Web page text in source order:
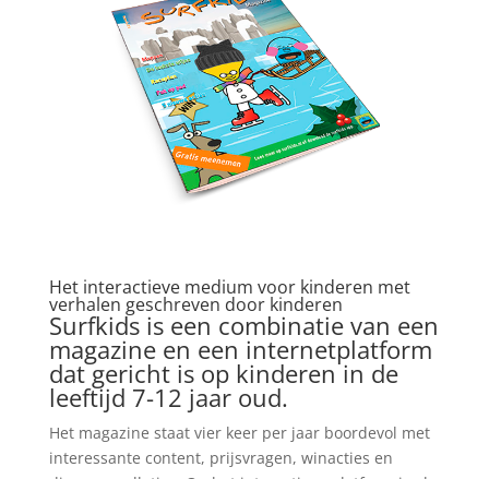
Het interactieve medium voor kinderen met
verhalen geschreven door kinderen
Surfkids is een combinatie van een
magazine en een internetplatform
dat gericht is op kinderen in de
leeftijd 7-12 jaar oud.
Het magazine staat vier keer per jaar boordevol met
interessante content, prijsvragen, winacties en